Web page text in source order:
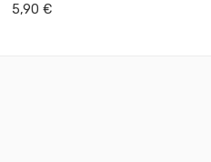
5,90 €